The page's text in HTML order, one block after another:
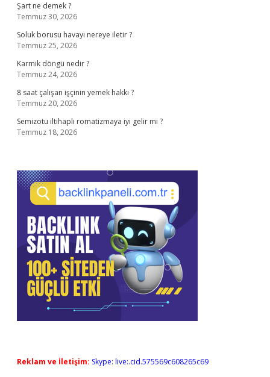
Şart ne demek ?
Temmuz 30, 2026
Soluk borusu havayı nereye iletir ?
Temmuz 25, 2026
Karmik döngü nedir ?
Temmuz 24, 2026
8 saat çalışan işçinin yemek hakkı ?
Temmuz 20, 2026
Semizotu iltihaplı romatizmaya iyi gelir mi ?
Temmuz 18, 2026
Reklam ve İletişim: Skype: live:.cid.575569c608265c69